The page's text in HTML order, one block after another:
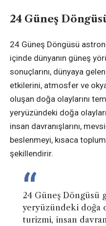
24 Güneş
24 Güneş Döngüsü
içinde dünyanın güneş
sonuçlarını, dünyaya
etkilerini, atmosfer ve
oluşan doğa olaylarını
yeryüzündeki doğa
insan davranışlarını,
beslenmeyi, kısaca
şekillendirir.
24 Güneş Döngüsü
yeryüzündeki doğa
turizmi, insan